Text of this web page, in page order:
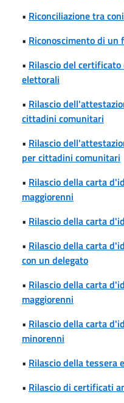
• Riconciliazione tra
• Riconoscimento di un
• Rilascio del
elettorali
• Rilascio
cittadini comunitari
• Rilascio
per cittadini comunitari
• Rilascio della carta
maggiorenni
• Rilascio della carta
• Rilascio della carta
con un delegato
• Rilascio della carta
maggiorenni
• Rilascio della carta
minorenni
• Rilascio della tessera
• Rilascio di certificati